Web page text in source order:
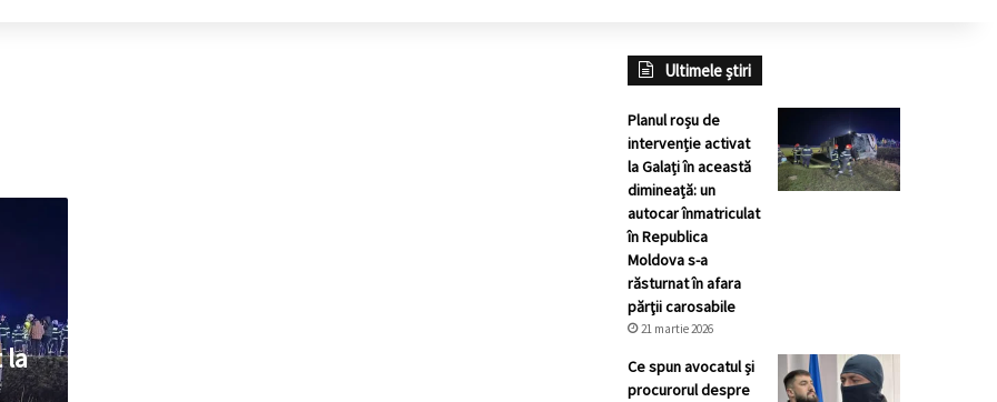
la
Ultimele știri
Planul roșu de
intervenție activat
la Galați în această
dimineață: un
autocar înmatriculat
în Republica
Moldova s-a
răsturnat în afara
părţii carosabile
21 martie 2026
Ce spun avocatul și
procurorul despre